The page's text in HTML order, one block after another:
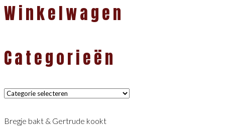
Winkelwagen
Categorieën
Categorieën
Bregje bakt & Gertrude kookt